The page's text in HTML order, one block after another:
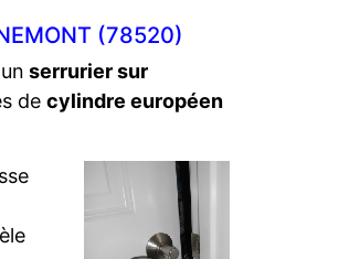
(78520)
serrurier sur
de cylindre européen